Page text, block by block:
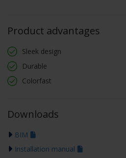
Product advantages
Sleek design
Durable
Colorfast
Downloads
BIM
Installation manual